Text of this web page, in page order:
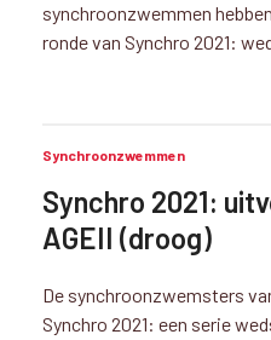
synchroonzwemmen
ronde van Synchro 2021:
Synchroonzwemmen
Synchro 2021:
AGEII (droog)
De synchroonzwemsters
Synchro 2021: een serie